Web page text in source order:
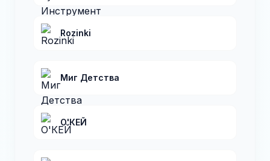
Rozinki
Миг Детства
О'КЕЙ